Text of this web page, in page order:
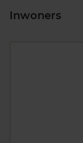
Inwoners